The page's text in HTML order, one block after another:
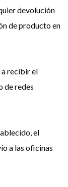
devolución
de producto en
a recibir el
de redes
el
a las oficinas